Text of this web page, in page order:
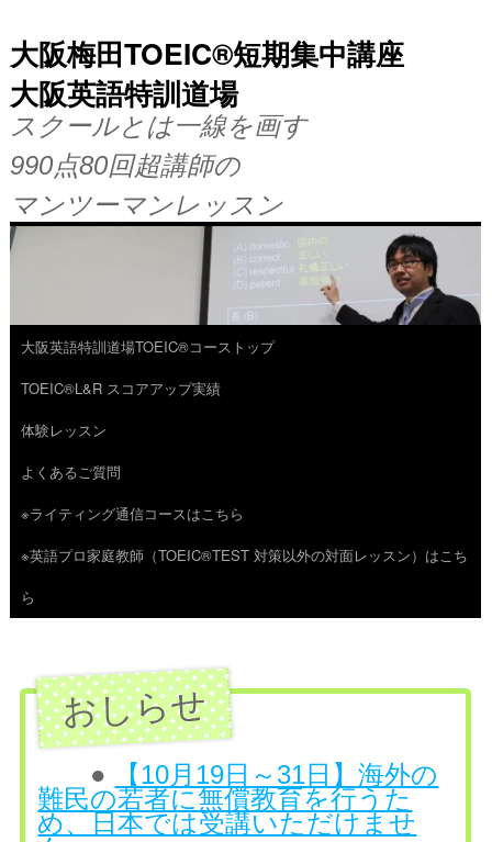
大阪梅田TOEIC®短期集中講座
大阪英語特訓道場
スクールとは一線を画す
990点80回超講師の
マンツーマンレッスン
コ
ン
テ
ン
ツ
へ
ス
大阪英語特訓道場TOEIC®コーストップ
TOEIC®L&R スコアアップ実績
体験レッスン
よくあるご質問
※ライティング通信コースはこちら
※英語プロ家庭教師（TOEIC®TEST 対策以外の対面レッスン）はこち
ら
●
【10月19日～31日】海外の
難民の若者に無償教育を行うた
め、日本では受講いただけませ